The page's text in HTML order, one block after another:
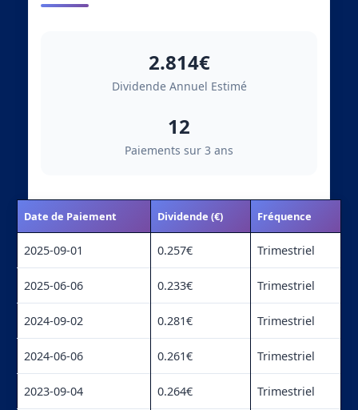
2.814€
Dividende Annuel Estimé
12
Paiements sur 3 ans
Date de Paiement Dividende (€) Fréquence
2025-09-01 0.257€ Trimestriel
2025-06-06 0.233€ Trimestriel
2024-09-02 0.281€ Trimestriel
2024-06-06 0.261€ Trimestriel
2023-09-04 0.264€ Trimestriel